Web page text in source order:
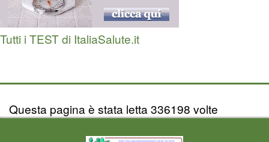
Tutti i TEST di ItaliaSalute.it
Questa pagina è stata letta 336198 volte